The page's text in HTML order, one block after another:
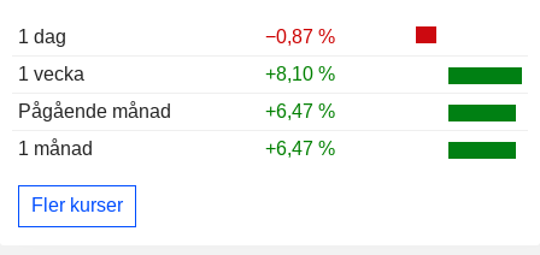
1 dag
−0,87 %
1 vecka
+8,10 %
Pågående månad
+6,47 %
1 månad
+6,47 %
Fler kurser